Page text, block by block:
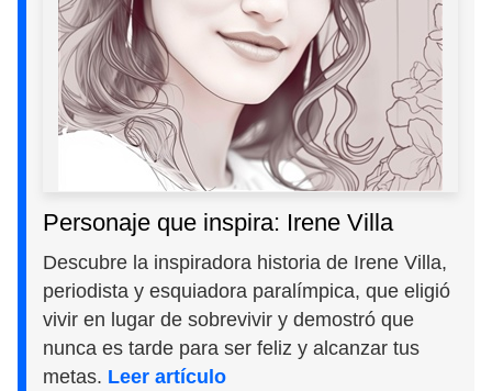
Personaje que inspira: Irene Villa
Descubre la inspiradora historia de Irene Villa,
periodista y esquiadora paralímpica, que eligió
vivir en lugar de sobrevivir y demostró que
nunca es tarde para ser feliz y alcanzar tus
metas. Leer artículo